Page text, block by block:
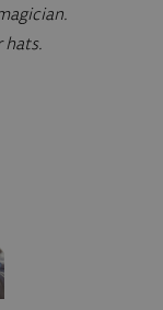
hats.